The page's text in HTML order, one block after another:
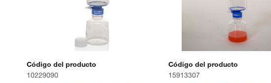
Código del producto
10229090
Código del producto
15913307